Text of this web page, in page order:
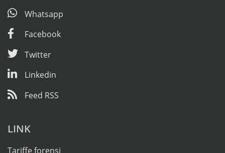
Whatsapp
Facebook
Twitter
Linkedin
Feed RSS
LINK
Tariffe forensi